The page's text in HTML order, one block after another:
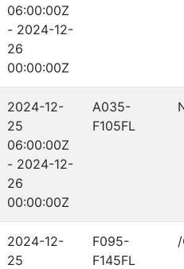
06:00:00Z
- 2024-12-
26
00:00:00Z
2024-12-
25
06:00:00Z
- 2024-12-
26
00:00:00Z
A035-
F105FL
2024-12-
25
F095-
F145FL